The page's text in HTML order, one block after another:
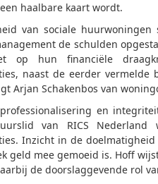
haalbare kaart wordt.
van sociale
de schulden
op hun financiële
naast de eerder
Arjan Schakenbos van
en
van RICS
Inzicht in de
geld mee gemoeid is. Hoff
de doorslaggevende rol